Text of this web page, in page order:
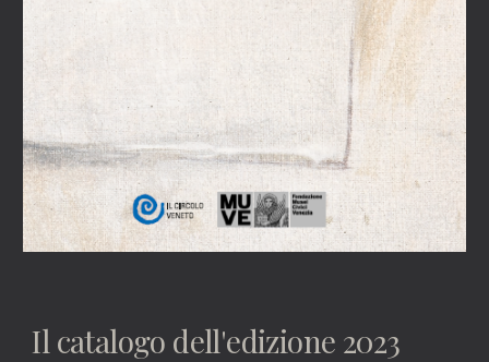
Il catalogo dell'edizione 2023